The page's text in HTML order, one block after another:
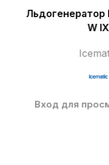
Льдогенератор
W IX
Вход для